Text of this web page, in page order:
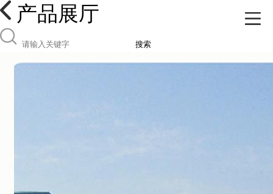
产品展厅
搜索